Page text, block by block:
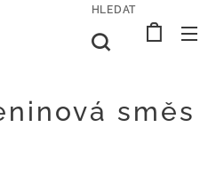
HLEDAT
směs